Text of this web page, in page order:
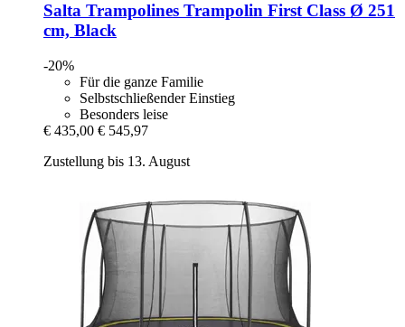
Salta Trampolines Trampolin First Class Ø 251
cm, Black
-20%
Für die ganze Familie
Selbstschließender Einstieg
Besonders leise
€ 435,00 € 545,97
Zustellung bis 13. August